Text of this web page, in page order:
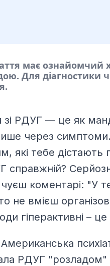
має ознайомчий
Для діагностики
РДУГ — це як
через
які тебе дістають
справжній?
коментарі: "У
не вмієш
гіперактивні –
РДУГ "розладом"